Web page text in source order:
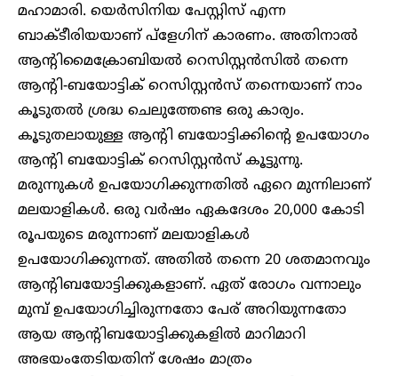
മഹാമാരി. യെർസിനിയ പേസ്റ്റിസ് എന്ന
ബാക്ടീരിയയാണ് പ്ളേഗിന് കാരണം. അതിനാൽ
ആന്റിമൈക്രോബിയൽ റെസിസ്റ്റൻസിൽ തന്നെ
ആന്റി-ബയോട്ടിക് റെസിസ്റ്റൻസ് തന്നെയാണ് നാം
കൂടുതൽ ശ്രദ്ധ ചെലുത്തേണ്ട ഒരു കാര്യം.
കൂടുതലായുള്ള ആന്റി ബയോട്ടിക്കിന്റെ ഉപയോഗം
ആന്റി ബയോട്ടിക് റെസിസ്റ്റൻസ് കൂട്ടുന്നു.
മരുന്നുകൾ ഉപയോഗിക്കുന്നതിൽ ഏറെ മുന്നിലാണ്
മലയാളികൾ. ഒരു വർഷം ഏകദേശം 20,000 കോടി
രൂപയുടെ മരുന്നാണ് മലയാളികൾ
ഉപയോഗിക്കുന്നത്. അതിൽ തന്നെ 20 ശതമാനവും
ആന്റിബയോട്ടിക്കുകളാണ്. ഏത് രോ​ഗം വന്നാലും
മുമ്പ് ഉപയോ​ഗിച്ചിരുന്നതോ പേര് അറിയുന്നതോ
ആയ ആന്റിബയോട്ടിക്കുകളിൽ മാറിമാറി
അഭയംതേടിയതിന് ശേഷം മാത്രം